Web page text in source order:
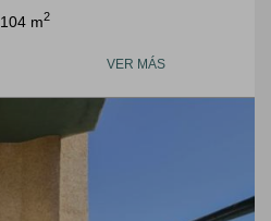
104 m2
VER MÁS